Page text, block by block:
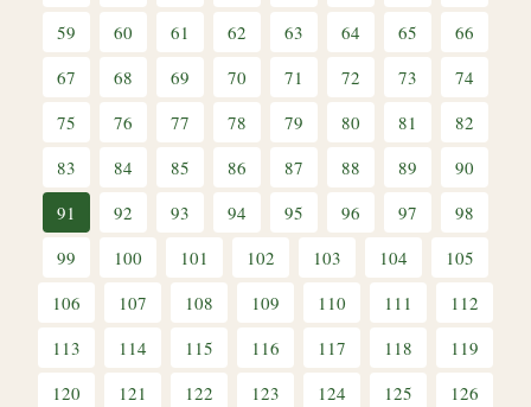
59
60 61 62 63 64 65
66
67
68 69 70 71 72 73
74
75
76 77 78 79 80 81
82
83
84 85 86 87 88 89
90
91
92 93 94 95 96 97
98
99
100 101 102 103 104
105
106
107 108 109 110 111
112
113
114 115 116 117 118
119
120
121 122 123 124 125
126